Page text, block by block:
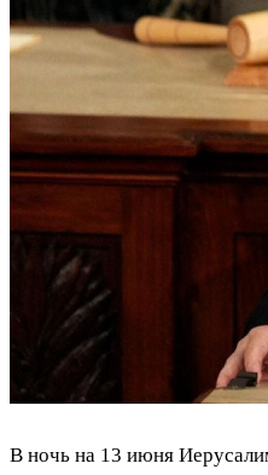
В ночь на 13 июня